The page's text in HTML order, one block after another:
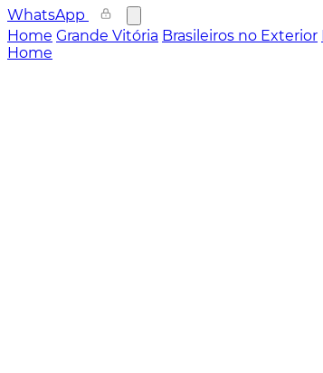
WhatsApp
Home Grande Vitória Brasileiros no Exterior
Home